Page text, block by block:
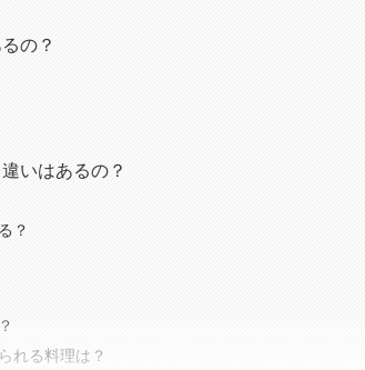
の？
いはあるの？
？
れる料理は？